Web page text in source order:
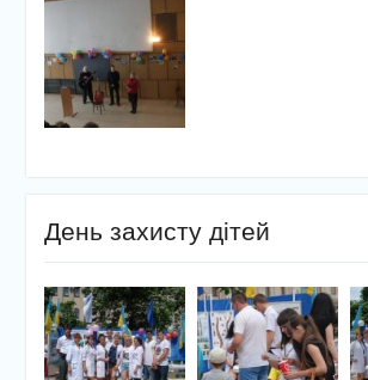
День захисту дітей